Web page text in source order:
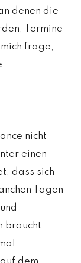
denen die
Termine
frage,
nicht
einen
dass sich
Tagen
braucht